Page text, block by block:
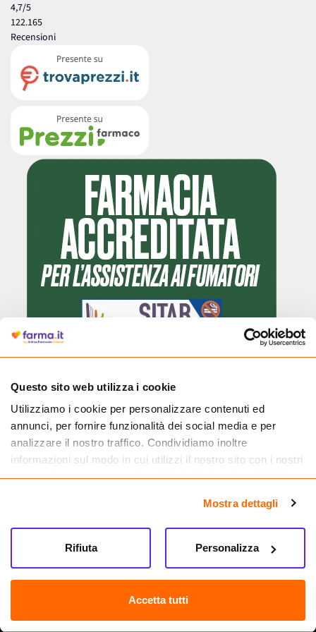
Questo sito web utilizza i cookie
Utilizziamo i cookie per personalizzare contenuti ed
annunci, per fornire funzionalità dei social media e per
analizzare il nostro traffico. Condividiamo inoltre
informazioni sul modo in cui utilizzi il nostro sito con i nostri
partner che si occupano di analisi dei dati web, pubblicità e
informazioni che hai fornito loro o che hanno raccolto dal
tuo utilizzo dei loro servizi.
Mostra dettagli
Accetta tutti
Personalizza
Rifiuta
4,7/5
122.165
Recensioni
Cliccando il badge, puoi verificare che Farma.it è un'entità regolarmente
medicinali.
Seguici su